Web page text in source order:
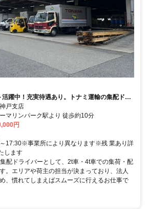
躍中！充実待遇あり。トナミ運輸の集配ドラ
戸支店
マリンパーク駅より 徒歩約10分
円
17:30※事業所により異なります※残 業あり詳
します
配ドライバーとして、2t車・4t車での集荷・配
。エリアや荷主の担当が決まっており、法人
、慣れてしまえばスムーズに行えるお仕事で